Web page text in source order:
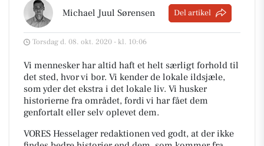
Michael Juul Sørensen Del artikel
Torsdag d. 08. okt. 2020 - kl. 10:06
Vi mennesker har altid haft et helt særligt forhold til
det sted, hvor vi bor. Vi kender de lokale ildsjæle,
som yder det ekstra i det lokale liv. Vi husker
historierne fra området, fordi vi har fået dem
genfortalt eller selv oplevet dem.
VORES Hesselager redaktionen ved godt, at der ikke